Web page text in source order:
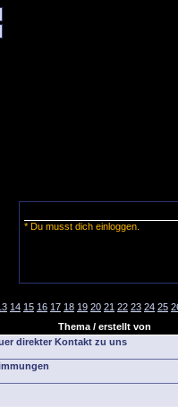
* Du musst dich einloggen.
14 15 16 17 18 19 20 21 22 23 24 25
Thema / erstellt von
direkter Kontakt zu uns